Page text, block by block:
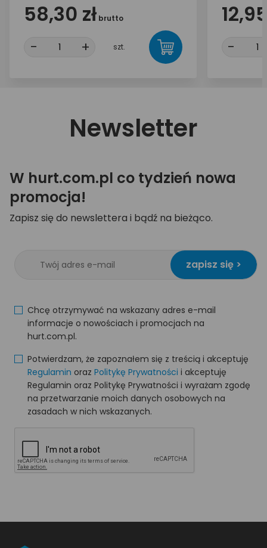
58,30 zł brutto
- + szt. -
Newsletter
W hurt.com.pl co tydzień nowa
promocja!
Zapisz się do newslettera i bądź na bieżąco.
zapisz się >
Chcę otrzymywać na wskazany adres e-mail
informacje o nowościach i promocjach na
hurt.com.pl.
Potwierdzam, że zapoznałem się z treścią i akceptuję
Regulamin oraz Politykę Prywatności i akceptuję
Regulamin oraz Politykę Prywatności i wyrażam zgodę
na przetwarzanie moich danych osobowych na
zasadach w nich wskazanych.